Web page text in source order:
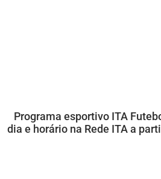
Programa esportivo ITA
dia e horário na Rede ITA a